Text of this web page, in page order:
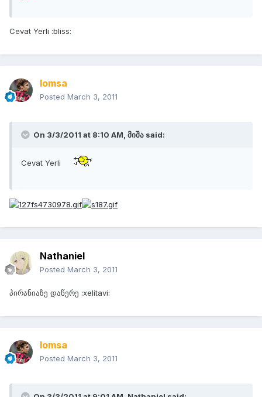
Cevat Yerli :bliss:
lomsa
Posted March 3, 2011
On 3/3/2011 at 8:10 AM, მიშა said:
Cevat Yerli
Nathaniel
Posted March 3, 2011
პირანიაზე დაწერე :xelitavi:
lomsa
Posted March 3, 2011